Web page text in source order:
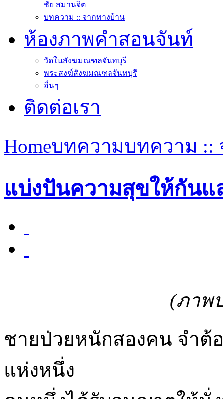
ชัย สมานจิต
บทความ :: จากทางบ้าน
ห้องภาพคำสอนจันท์
วัดในสังฆมณฑลจันทบุรี
พระสงฆ์สังฆมณฑลจันทบุรี
อื่นๆ
ติดต่อเรา
Homeบทความบทความ ::
แบ่งปันความสุขให้กันแ
(ภาพ
ชายป่วยหนักสองคน จำต้
แห่งหนึ่ง